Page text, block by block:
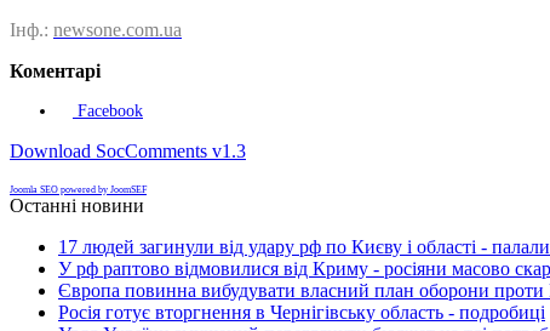
Інф.: newsone.com.ua
Коментарі
Facebook
Download SocComments v1.3
Joomla SEO powered by JoomSEF
Останні новини
17 людей загинули від удару рф по Києву і області -
У рф раптово відмовилися від Криму - росіяни масово
Європа повинна вибудувати власний план оборони проти
Росія готує вторгнення в Чернігівську область - подробиці